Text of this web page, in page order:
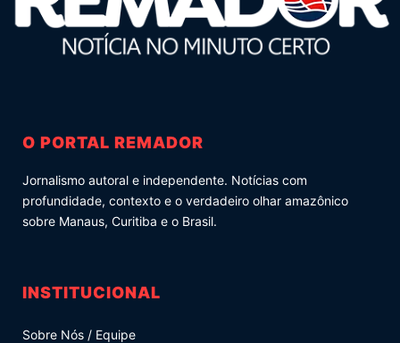
O PORTAL REMADOR
Jornalismo autoral e independente. Notícias com
profundidade, contexto e o verdadeiro olhar amazônico
sobre Manaus, Curitiba e o Brasil.
INSTITUCIONAL
Sobre Nós / Equipe